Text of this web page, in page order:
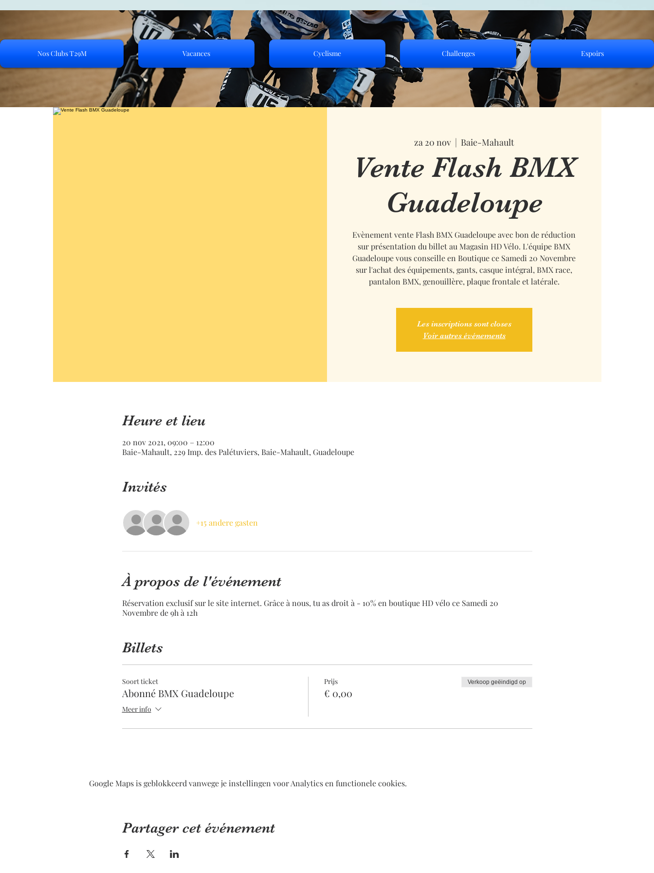
Nos Clubs T29M Vacances Cyclisme Challenges Espoirs
za 20 nov
  |
Baie-Mahault
Vente Flash BMX
Guadeloupe
Evènement vente Flash BMX Guadeloupe avec bon de réduction
sur présentation du billet au Magasin HD Vélo. L'équipe BMX
Guadeloupe vous conseille en Boutique ce Samedi 20 Novembre
sur l'achat des équipements, gants, casque intégral, BMX race,
pantalon BMX, genouillère, plaque frontale et latérale.
Les inscriptions sont closes
Voir autres événements
Heure et lieu
20 nov 2021, 09:00 – 12:00
Baie-Mahault, 229 Imp. des Palétuviers, Baie-Mahault, Guadeloupe
Invités
+15 andere gasten
À propos de l'événement
Réservation exclusif sur le site internet. Grâce à nous, tu as droit à - 10% en boutique HD vélo ce Samedi 20
Novembre de 9h à 12h
Billets
Soort ticket
Abonné BMX Guadeloupe
Meer info
Prijs
€ 0,00
Verkoop geëindigd op
Google Maps is geblokkeerd vanwege je instellingen voor Analytics en functionele cookies.
Partager cet événement